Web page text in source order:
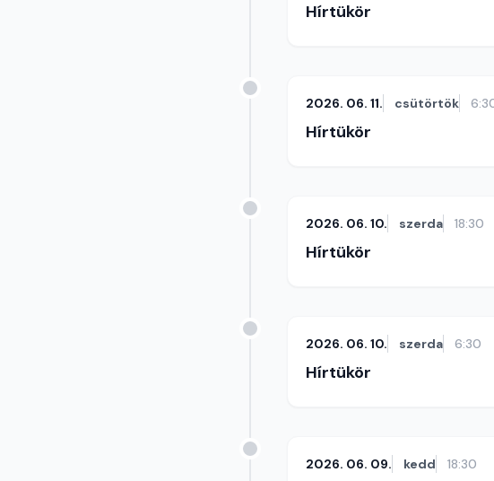
Hírtükör
2026. 06. 11. csütörtök
Hírtükör
2026. 06. 10. szerda 18:30
Hírtükör
2026. 06. 10. szerda 6:30
Hírtükör
2026. 06. 09. kedd 18:30